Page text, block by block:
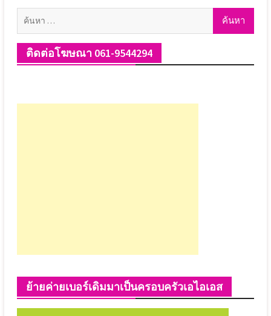
ค้นหา
ติดต่อโฆษณา 061-9544294
ย้ายค่ายเบอร์เดิมมาเป็นครอบครัวเอไอเอส